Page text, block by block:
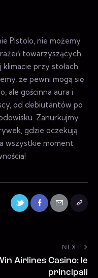
Pistolo, nie możemy
towarzyszących
przy stołach
że pewni mogą się
ale gościnna aura i
od debiutantów po
Zanurkujmy
gdzie oczekują
wszystkie moment
NEXT
Airlines Casino: le
principali